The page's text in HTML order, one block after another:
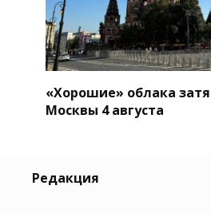
«Хорошие» облака
Москвы 4 августа
Редакция